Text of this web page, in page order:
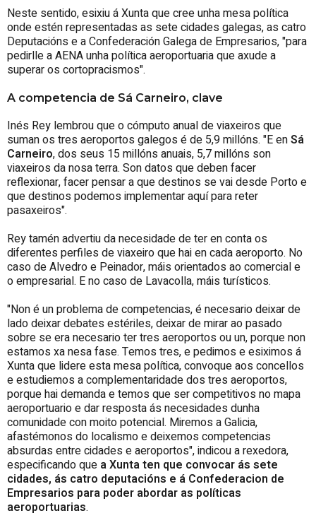
Neste sentido, esixiu á Xunta que cree unha mesa política
onde estén representadas as sete cidades galegas, as catro
Deputacións e a Confederación Galega de Empresarios, "para
pedirlle a AENA unha política aeroportuaria que axude a
superar os cortopracismos".
A competencia de Sá Carneiro, clave
Inés Rey lembrou que o cómputo anual de viaxeiros que
suman os tres aeroportos galegos é de 5,9 millóns. "E enSá
Carneiro, dos seus 15 millóns anuais, 5,7 millóns son
viaxeiros da nosa terra. Son datos que deben facer
reflexionar, facer pensar a que destinos se vai desde Porto e
que destinos podemos implementar aquí para reter
pasaxeiros".
Rey tamén advertiu da necesidade de ter en conta os
diferentes perfiles de viaxeiro que hai en cada aeroporto. No
caso de Alvedro e Peinador, máis orientados ao comercial e
o empresarial. E no caso de Lavacolla, máis turísticos.
"Non é un problema de competencias, é necesario deixar de
lado deixar debates estériles, deixar de mirar ao pasado
sobre se era necesario ter tres aeroportos ou un, porque non
estamos xa nesa fase. Temos tres, e pedimos e esiximos á
Xunta que lidere esta mesa política, convoque aos concellos
e estudiemos a complementaridade dos tres aeroportos,
porque hai demanda e temos que ser competitivos no mapa
aeroportuario e dar resposta ás necesidades dunha
comunidade con moito potencial. Miremos a Galicia,
afastémonos do localismo e deixemos competencias
absurdas entre cidades e aeroportos", indicou a rexedora,
especificando que a Xunta ten que convocar ás sete
cidades, ás catro deputacións e á Confederacion de
Empresarios para poder abordar as políticas
aeroportuarias.